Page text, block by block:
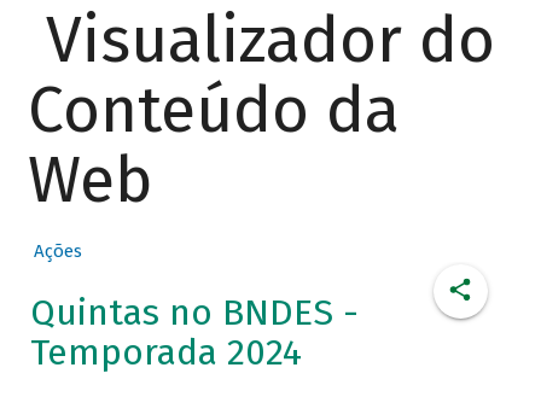
Visualizador do
Conteúdo da
Web
Ações
Quintas no BNDES -
Temporada 2024